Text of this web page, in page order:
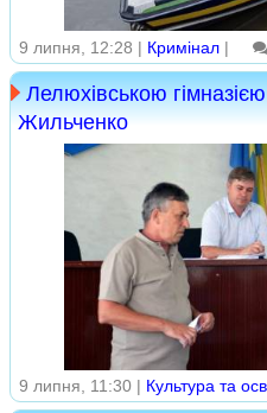
9 липня, 12:28 | Кримінал |
Лелюхівською
Жильченко
9 липня, 11:30 | Культура та